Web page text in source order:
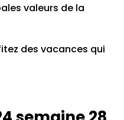
valeurs de la
des vacances qui